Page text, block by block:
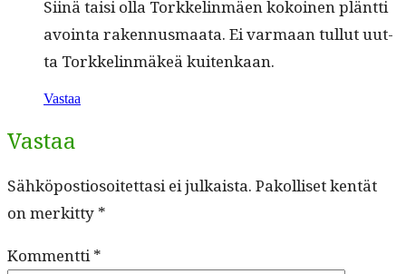
Siinä taisi olla Torkke­lin­mäen kokoinen plänt­ti
avoin­ta raken­nus­maa­ta. Ei var­maan tul­lut uut­
ta Torkke­lin­mäkeä kuitenkaan.
Vastaa
Vastaa
Sähköpostiosoitettasi ei julkaista. Pakolliset kentät
on merkitty *
Kommentti*